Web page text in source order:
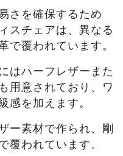
さを確保するため
スチェアは、異なる
で覆われています。
はハーフレザーまた
用意されており、ワ
感を加えます。
ー素材で作られ、剛
覆われています。